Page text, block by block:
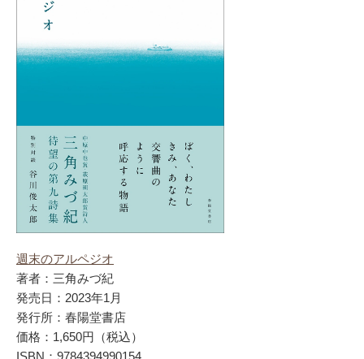
週末のアルペジオ
著者：三角みづ紀
発売日：2023年1月
発行所：春陽堂書店
価格：1,650円（税込）
ISBN：9784394990154